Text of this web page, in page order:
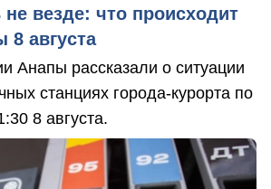
везде: что происходит
августа
Анапы рассказали о ситуации
станциях города-курорта по
8 августа.